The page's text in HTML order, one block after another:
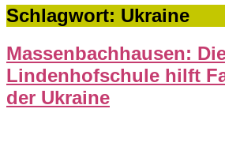
Schlagwort: Ukraine
Massenbachhausen:
Lindenhofschule hilft
der Ukraine